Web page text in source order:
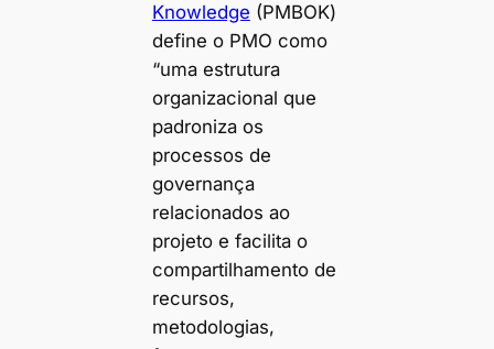
Knowledge (PMBOK)
define o PMO como
“uma estrutura
organizacional que
padroniza os
processos de
governança
relacionados ao
projeto e facilita o
compartilhamento de
recursos,
metodologias,